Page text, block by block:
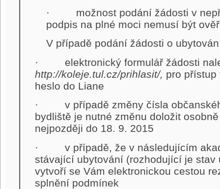
· možnost podání žádosti v
podpis na plné moci nemusí být
V případě podání žádosti o
· elektronický formulář žádosti
http://koleje.tul.cz/prihlasit/, pro
heslo do Liane
· v případě změny čísla
bydliště je nutné změnu doložit
nejpozději do 18. 9. 2015
· v případě, že v následujícím
stávající ubytování (rozhodující je stav
vytvoří se Vám elektronickou cestou
splnění podmínek